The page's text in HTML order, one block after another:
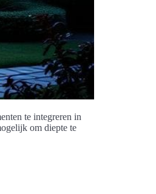
te integreren in
om diepte te